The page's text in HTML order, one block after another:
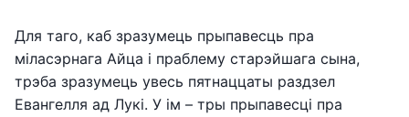
Для таго, каб зразумець прыпавесць пра
міласэрнага Айца і праблему старэйшага сына,
трэба зразумець увесь пятнаццаты раздзел
Евангелля ад Лукі. У ім – тры прыпавесці пра